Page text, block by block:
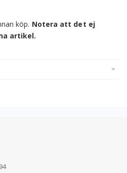
köp. Notera att det ej
artikel.